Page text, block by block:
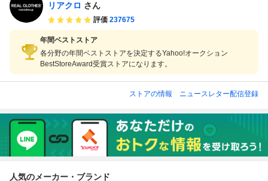
リアクロ さん
評価 237675
年間ベストストア
各分野の年間ベストストアを決定するYahoo!オークション
BestStoreAward受賞ストアになります。
ストアの情報 ニュースレター配信登録
人気のメーカー・ブランド